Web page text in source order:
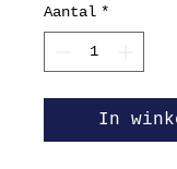
Aantal *
In